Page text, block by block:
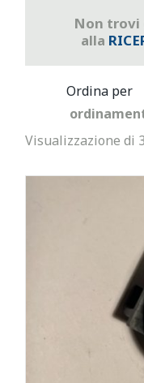
Non trovi
alla
Visualizzazione di